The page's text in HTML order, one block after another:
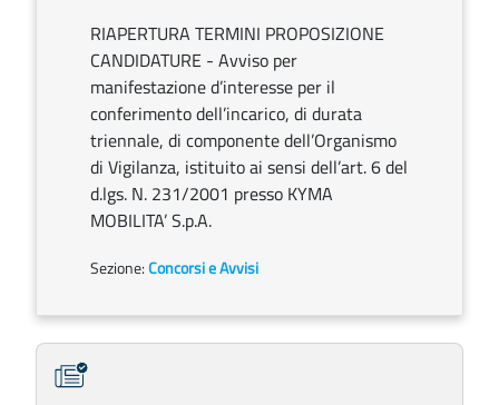
RIAPERTURA TERMINI PROPOSIZIONE
CANDIDATURE - Avviso per
manifestazione d’interesse per il
conferimento dell’incarico, di durata
triennale, di componente dell’Organismo
di Vigilanza, istituito ai sensi dell’art. 6 del
d.lgs. N. 231/2001 presso KYMA
MOBILITA’ S.p.A.
Sezione:Concorsi e Avvisi